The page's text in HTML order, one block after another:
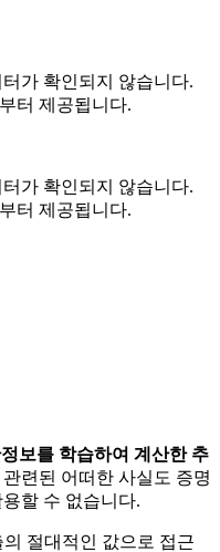
가 확인되지 않습니다.
터 제공됩니다.
가 확인되지 않습니다.
터 제공됩니다.
보를 학습하여 계산한 추
련된 어떠한 사실도 증명
할 수 없습니다.
절대적인 값으로 접근